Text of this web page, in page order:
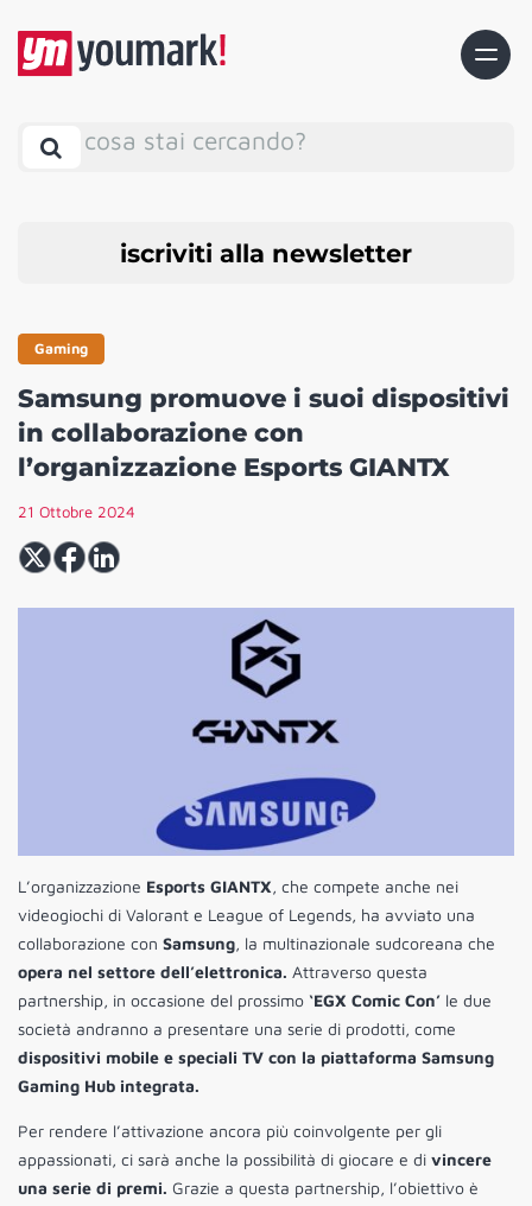
cosa stai cercando?
iscriviti alla newsletter
Gaming
Samsung promuove i suoi dispositivi
in collaborazione con
l’organizzazione Esports GIANTX
21 Ottobre 2024
L’organizzazione Esports GIANTX, che compete anche nei
videogiochi di Valorant e League of Legends, ha avviato una
collaborazione con Samsung, la multinazionale sudcoreana che
opera nel settore dell’elettronica. Attraverso questa
partnership, in occasione del prossimo ‘EGX Comic Con’ le due
società andranno a presentare una serie di prodotti, come
dispositivi mobile e speciali TV con la piattaforma Samsung
Gaming Hub integrata.
Per rendere l’attivazione ancora più coinvolgente per gli
appassionati, ci sarà anche la possibilità di giocare e di vincere
una serie di premi. Grazie a questa partnership, l’obiettivo è